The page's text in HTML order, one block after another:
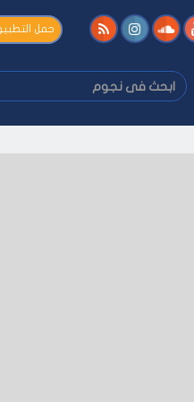
حمل
ابحث
فى
فى